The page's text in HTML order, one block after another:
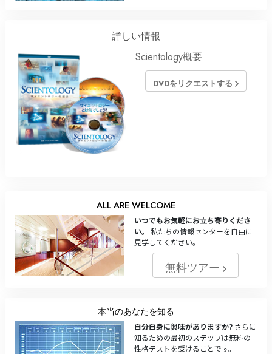
詳しい情報
Scientology概要
DVDをリクエストする
ALL ARE WELCOME
いつでもお気軽にお立ち寄りくださ
い。
私たちの情報センターを自由に
見学してください。
無料ツアー
本当のあなたを知る
自分自身に興味がありますか? さらに
知るための最初のステップは無料の
性格テストを受けることです。